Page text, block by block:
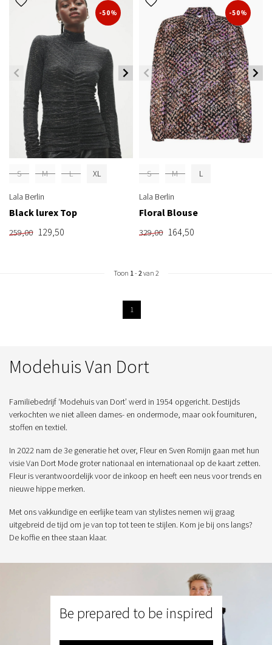
-50%
S M L XL
Lala Berlin
Black lurex Top
259,00 129,50
-50%
S M L
Lala Berlin
Floral Blouse
329,00 164,50
Toon 1- 2van 2
1
Modehuis Van Dort
Familiebedrijf ‘Modehuis van Dort’ werd in 1954 opgericht. Destijds
verkochten we niet alleen dames- en ondermode, maar ook fournituren,
stoffen en textiel.
In 2022 nam de 3e generatie het over, Fleur en Sven Romijn gaan met hun
visie Van Dort Mode groter nationaal en internationaal op de kaart zetten.
Fleur is verantwoordelijk voor de inkoop en heeft een neus voor trends en
nieuwe hippe merken.
Met ons vakkundige en eerlijke team van stylistes nemen wij graag
uitgebreid de tijd om je van top tot teen te stijlen. Kom je bij ons langs?
De koffie en thee staan klaar.
Be prepared to be inspired